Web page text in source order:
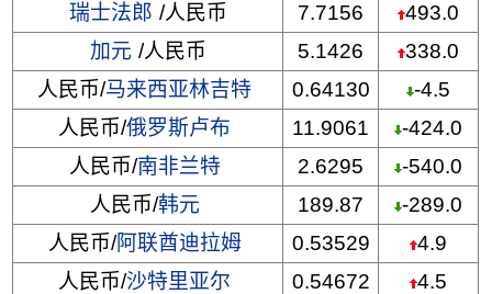
瑞士法郎 /人民币 7.7156
493.0
加元 /人民币 5.1426
338.0
人民币/马来西亚林吉特 0.64130
-4.5
人民币/俄罗斯卢布 11.9061
-424.0
人民币/南非兰特 2.6295
-540.0
人民币/韩元 189.87
-289.0
人民币/阿联酋迪拉姆 0.53529
4.9
人民币/沙特里亚尔 0.54672
4.5